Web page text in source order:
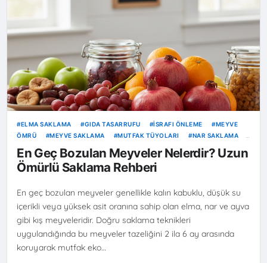
ELMA SAKLAMA GIDA TASARRUFU İSRAFI ÖNLEME
MEYVE
ÖMRÜ
MEYVE SAKLAMA MUTFAK TÜYOLARI
NAR SAKLAMA
TAZE MEYVE REHBERI
UZUN ÖMÜRLÜ MEYVELER
En Geç Bozulan Meyveler Nelerdir? Uzun
Ömürlü Saklama Rehberi
En geç bozulan meyveler genellikle kalın kabuklu, düşük su
içerikli veya yüksek asit oranına sahip olan elma, nar ve ayva
gibi kış meyveleridir. Doğru saklama teknikleri
uygulandığında bu meyveler tazeliğini 2 ila 6 ay arasında
koruyarak mutfak eko…